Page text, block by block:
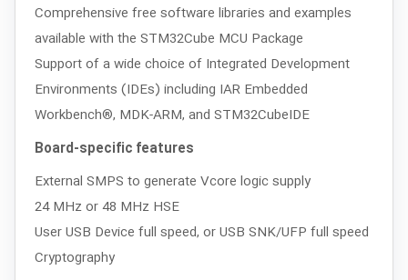
Comprehensive free software libraries and examples
available with the STM32Cube MCU Package
Support of a wide choice of Integrated Development
Environments (IDEs) including IAR Embedded
Workbench®, MDK-ARM, and STM32CubeIDE
Board-specific features
External SMPS to generate Vcore logic supply
24 MHz or 48 MHz HSE
User USB Device full speed, or USB SNK/UFP full speed
Cryptography